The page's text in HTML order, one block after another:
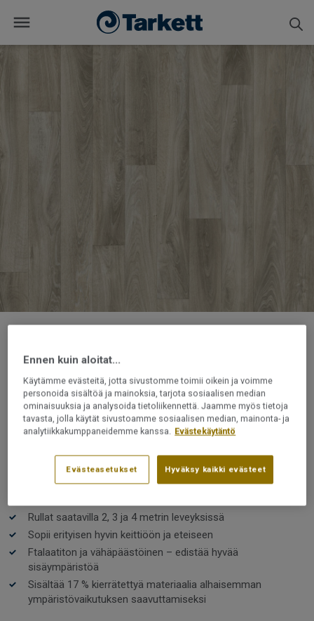
Iconik T-Extra | French Oak
GREGE
Iconik T-Extra on vinyylilattia, johon kuuluu laaja
valikoima ajattomia kuoseja luonnollisista puu- ja
kivikuoseista aina klassisiin shakkiruutuihin. Lattia, joka
on käytännöllinen, kestävä, helppohoitoinen, tyylikäs
sekä mukava jalan alla. Lue lisää
Rullat saatavilla 2, 3 ja 4 metrin leveyksissä
Sopii erityisen hyvin keittiöön ja eteiseen
Ftalaatiton ja vähäpäästöinen – edistää hyvää
sisäympäristöä
Sisältää 17 % kierrätettyä materiaalia alhaisemman
ympäristövaikutuksen saavuttamiseksi
Ennen kuin aloitat...
Käytämme evästeitä, jotta sivustomme toimii oikein ja voimme
personoida sisältöä ja mainoksia, tarjota sosiaalisen median
ominaisuuksia ja analysoida tietoliikennettä. Jaamme myös tietoja
tavasta, jolla käytät sivustoamme sosiaalisen median, mainonta- ja
analytiikkakumppaneidemme kanssa. Evästekäytäntö
Evästeasetukset Hyväksy kaikki evästeet